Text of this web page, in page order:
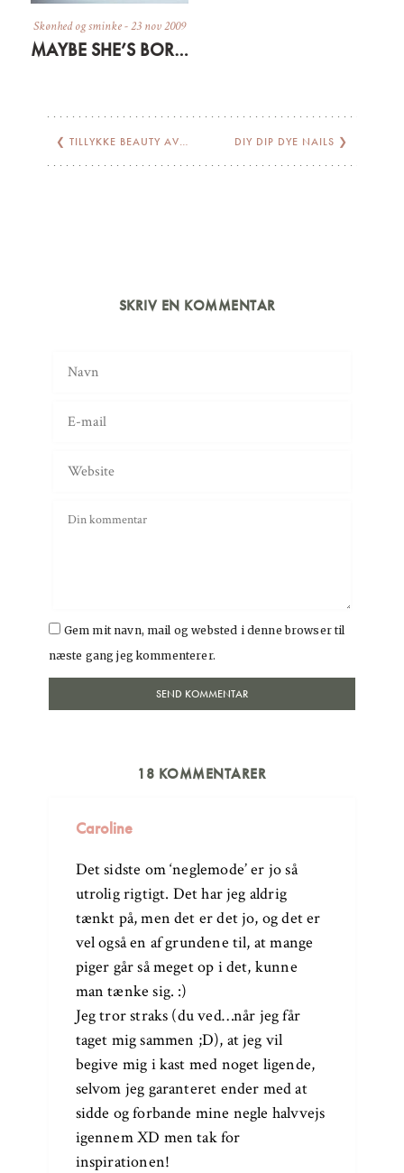
Skønhed og sminke-23 nov 2009
MAYBE SHE’S BORN WITH IT
❮ TILLYKKE BEAUTY AVENUE!!! DIY DIP DYE NAILS ❯
SKRIV EN KOMMENTAR
Gem mit navn, mail og websted i denne browser til
næste gang jeg kommenterer.
18 KOMMENTARER
Caroline
Det sidste om ‘neglemode’ er jo så
utrolig rigtigt. Det har jeg aldrig
tænkt på, men det er det jo, og det er
vel også en af grundene til, at mange
piger går så meget op i det, kunne
man tænke sig. :)
Jeg tror straks (du ved…når jeg får
taget mig sammen ;D), at jeg vil
begive mig i kast med noget ligende,
selvom jeg garanteret ender med at
sidde og forbande mine negle halvvejs
igennem XD men tak for
inspirationen!